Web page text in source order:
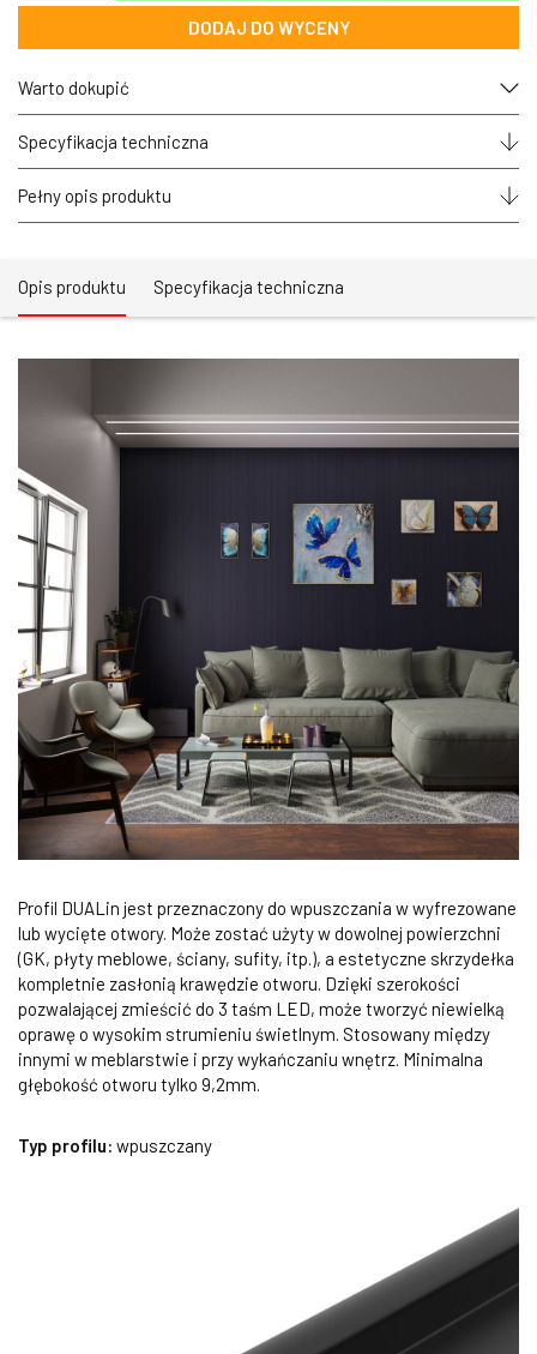
aluminiowy
in
wpuszczany
3mb
DODAJ DO WYCENY
Warto dokupić
Specyfikacja techniczna
Pełny opis produktu
Opis produktu Specyfikacja techniczna
Profil DUALin jest przeznaczony do wpuszczania w wyfrezowane
lub wycięte otwory. Może zostać użyty w dowolnej powierzchni
(GK, płyty meblowe, ściany, sufity, itp.), a estetyczne skrzydełka
kompletnie zasłonią krawędzie otworu. Dzięki szerokości
pozwalającej zmieścić do 3 taśm LED, może tworzyć niewielką
oprawę o wysokim strumieniu świetlnym. Stosowany między
innymi w meblarstwie i przy wykańczaniu wnętrz. Minimalna
głębokość otworu tylko 9,2mm.
Typ profilu: wpuszczany